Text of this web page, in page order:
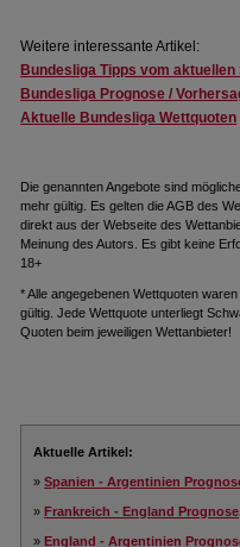
Weitere interessante Artikel:
Bundesliga Tipps vom aktuellen
Bundesliga Prognose /
Aktuelle Bundesliga Wettquoten
Die genannten Angebote sind
mehr gültig. Es gelten die AGB des
direkt aus der Webseite des
Meinung des Autors. Es gibt keine
18+
* Alle angegebenen Wettquoten
gültig. Jede Wettquote unterliegt
Quoten beim jeweiligen Wettanbieter!
Aktuelle Artikel:
»Spanien - Argentinien
»Frankreich - England
»England - Argentinien